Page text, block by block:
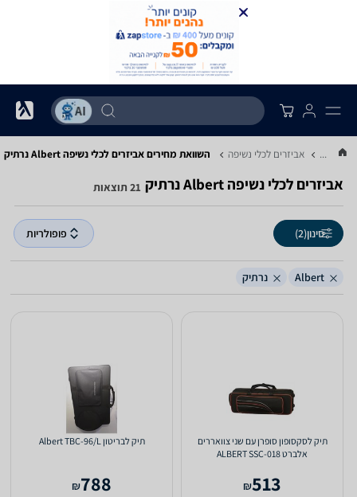
... אביזרים לכלי נשיפה השוואת מחירים אביזרים לכלי נשיפה ‏Albert ‏נרתיק
אביזרים לכלי נשיפה ‏Albert ‏נרתיק 21 תוצאות
סינון(2) פופולריות
Albert נרתיק
תיק לסקסופון סופרן עם שני צוואררים
אלברט ALBERT SSC-018
513
₪
תיק לבריטון Albert TBC-96/L
788
₪